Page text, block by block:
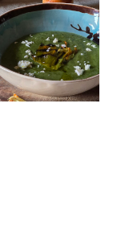
ESTIVA DI
CON FIORI E
FETA